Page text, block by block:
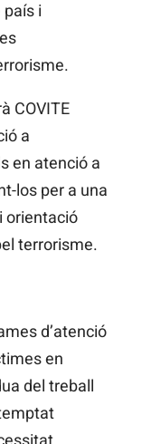
i
COVITE
a
en atenció a
los per a una
orientació
terrorisme.
d’atenció
en
del treball